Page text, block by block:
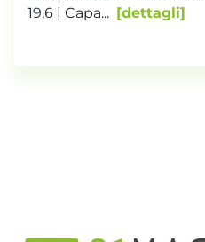
19,6 | Capa...
dettagli